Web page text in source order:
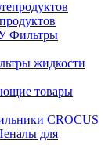
Фильтры
жидкости
товары
CROCUS
для